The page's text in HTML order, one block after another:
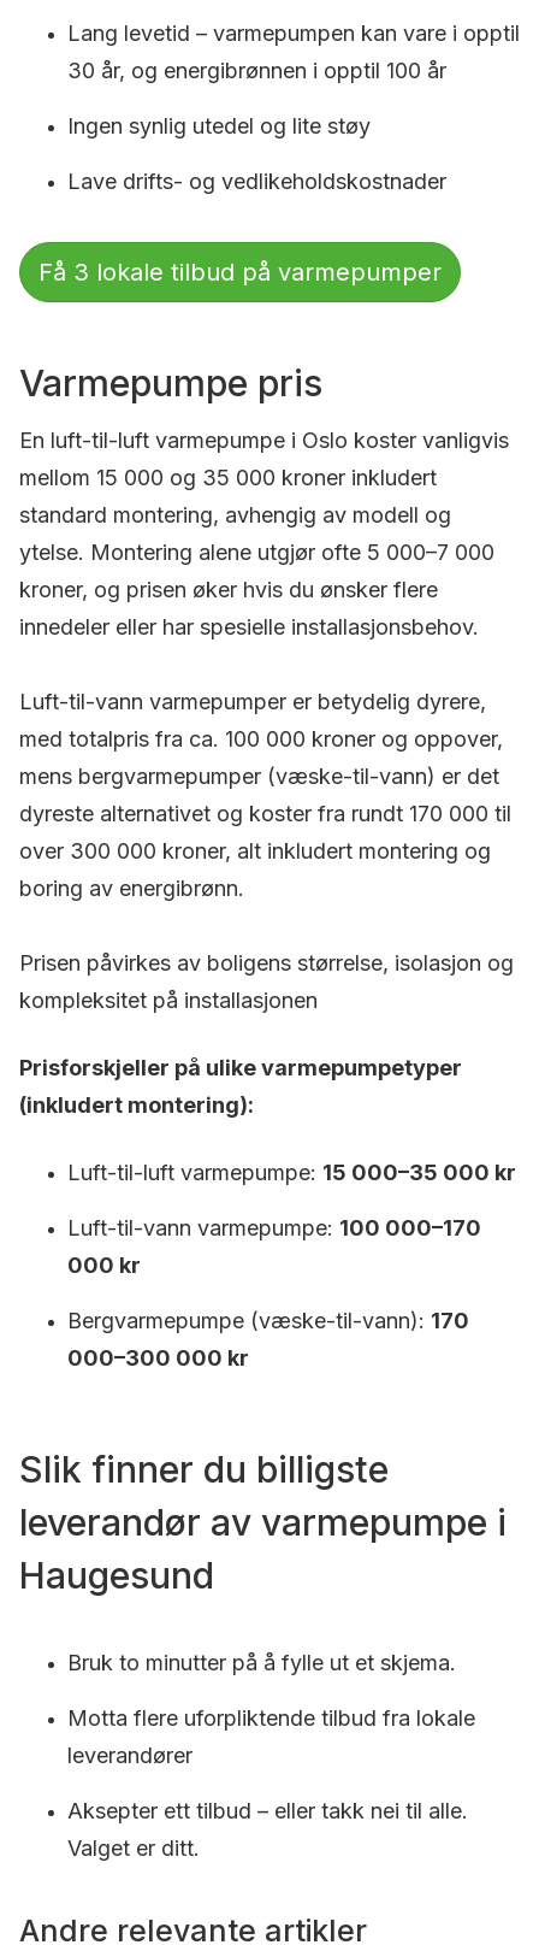
Lang levetid – varmepumpen kan vare i opptil
30 år, og energibrønnen i opptil 100 år
Ingen synlig utedel og lite støy
Lave drifts- og vedlikeholdskostnader
Få 3 lokale tilbud på varmepumper
Varmepumpe pris
En luft-til-luft varmepumpe i Oslo koster vanligvis
mellom 15 000 og 35 000 kroner inkludert
standard montering, avhengig av modell og
ytelse. Montering alene utgjør ofte 5 000–7 000
kroner, og prisen øker hvis du ønsker flere
innedeler eller har spesielle installasjonsbehov.
Luft-til-vann varmepumper er betydelig dyrere,
med totalpris fra ca. 100 000 kroner og oppover,
mens bergvarmepumper (væske-til-vann) er det
dyreste alternativet og koster fra rundt 170 000 til
over 300 000 kroner, alt inkludert montering og
boring av energibrønn.
Prisen påvirkes av boligens størrelse, isolasjon og
kompleksitet på installasjonen
Prisforskjeller på ulike varmepumpetyper
(inkludert montering):
Luft-til-luft varmepumpe: 15 000–35 000 kr
Luft-til-vann varmepumpe: 100 000–170
000 kr
Bergvarmepumpe (væske-til-vann): 170
000–300 000 kr
Slik finner du billigste
leverandør av varmepumpe i
Haugesund
Bruk to minutter på å fylle ut et skjema.
Motta flere uforpliktende tilbud fra lokale
leverandører
Aksepter ett tilbud – eller takk nei til alle.
Valget er ditt.
Andre relevante artikler